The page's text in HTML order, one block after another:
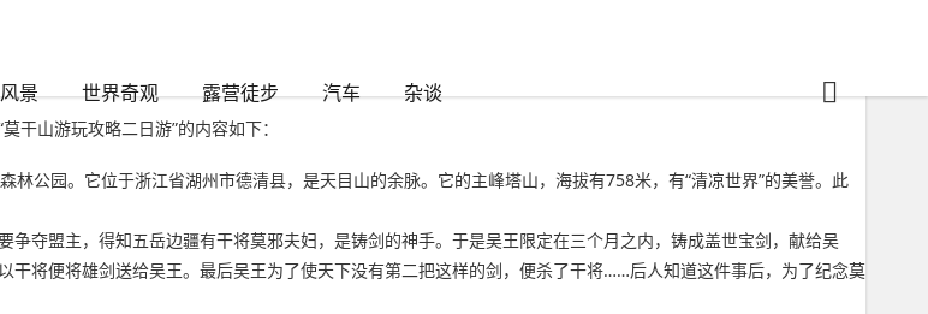
景 世界奇观 露营徒步 汽车 杂谈
干山游玩攻略二日游”的内容如下：
公园。它位于浙江省湖州市德清县，是天目山的余脉。它的主峰塔山，海拔有758米，有“清凉世界”的美誉。此
夺盟主，得知五岳边疆有干将莫邪夫妇，是铸剑的神手。于是吴王限定在三个月之内，铸成盖世宝剑，献给吴
将便将雄剑送给吴王。最后吴王为了使天下没有第二把这样的剑，便杀了干将……后人知道这件事后，为了纪念莫